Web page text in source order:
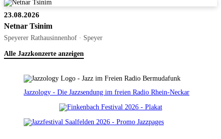
23.08.2026
Netnar Tsinim
Speyerer Rathausinnenhof · Speyer
Alle Jazzkonzerte anzeigen
Jazzology - Die Jazzsendung im freien Radio Rhein-Neckar